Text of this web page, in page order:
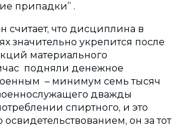
припадки” .
считает, что дисциплина в
значительно укрепится после
материального
подняли денежное
– минимум семь тысяч
дважды
спиртного, и это
он за тот